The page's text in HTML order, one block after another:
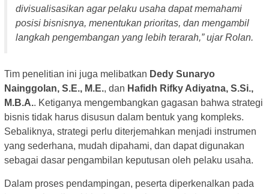
divisualisasikan agar pelaku usaha dapat memahami
posisi bisnisnya, menentukan prioritas, dan mengambil
langkah pengembangan yang lebih terarah,” ujar Rolan.
Tim penelitian ini juga melibatkan Dedy Sunaryo
Nainggolan, S.E., M.E., dan Hafidh Rifky Adiyatna, S.Si.,
M.B.A.. Ketiganya mengembangkan gagasan bahwa strategi
bisnis tidak harus disusun dalam bentuk yang kompleks.
Sebaliknya, strategi perlu diterjemahkan menjadi instrumen
yang sederhana, mudah dipahami, dan dapat digunakan
sebagai dasar pengambilan keputusan oleh pelaku usaha.
Dalam proses pendampingan, peserta diperkenalkan pada